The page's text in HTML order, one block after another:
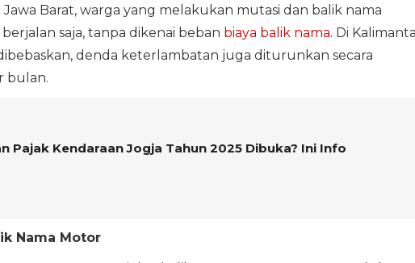
Barat, warga yang melakukan mutasi dan balik nama
saja, tanpa dikenai beban biaya balik nama. Di
denda keterlambatan juga diturunkan secara
bulan.
Pajak Kendaraan Jogja Tahun 2025 Dibuka? Ini Info
Nama Motor